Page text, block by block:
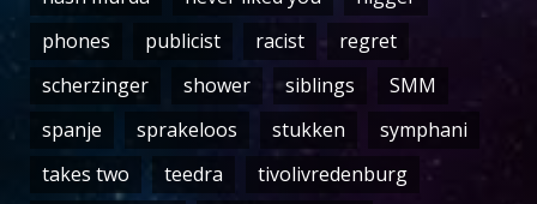
phones
publicist racist
regret
scherzinger
shower siblings
SMM
spanje
sprakeloos stukken
symphani
takes two
teedra
tivolivredenburg